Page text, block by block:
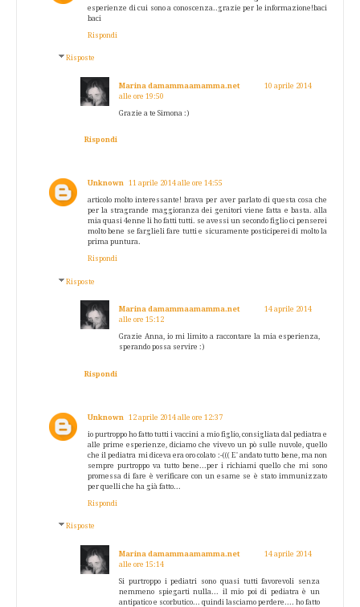
esperienze di cui sono a conoscenza..grazie per le informazione!baci
baci
Rispondi
Risposte
Marina damammaamamma.net
10 aprile 2014
alle ore 19:50
Grazie a te Simona :)
Rispondi
Unknown 11 aprile 2014 alle ore 14:55
articolo molto interessante! brava per aver parlato di questa cosa che
per la stragrande maggioranza dei genitori viene fatta e basta. alla
mia quasi 4enne li ho fatti tutti. se avessi un secondo figlio ci penserei
molto bene se farglieli fare tutti e sicuramente posticiperei di molto la
prima puntura.
Rispondi
Risposte
Marina damammaamamma.net
14 aprile 2014
alle ore 15:12
Grazie Anna, io mi limito a raccontare la mia esperienza,
sperando possa servire :)
Rispondi
Unknown 12 aprile 2014 alle ore 12:37
io purtroppo ho fatto tutti i vaccini a mio figlio, consigliata dal pediatra e
alle prime esperienze, diciamo che vivevo un pò sulle nuvole, quello
che il pediatra mi diceva era oro colato :-((( E' andato tutto bene, ma non
sempre purtroppo va tutto bene...per i richiami quello che mi sono
promessa di fare è verificare con un esame se è stato immunizzato
per quelli che ha già fatto...
Rispondi
Risposte
Marina damammaamamma.net
14 aprile 2014
alle ore 15:14
Si purtroppo i pediatri sono quasi tutti favorevoli senza
nemmeno spiegarti nulla... il mio poi di pediatra è un
antipatico e scorbutico... quindi lasciamo perdere.... ho fatto